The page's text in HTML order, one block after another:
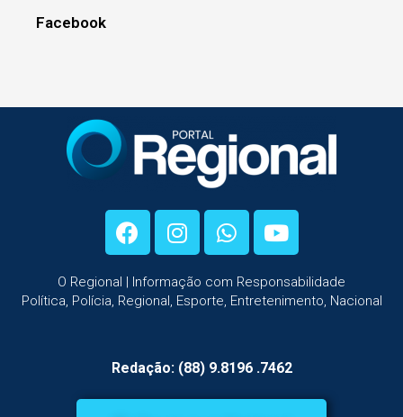
Facebook
O Regional | Informação com Responsabilidade
Política, Polícia, Regional, Esporte, Entretenimento, Nacional
Redação: (88) 9.8196 .7462